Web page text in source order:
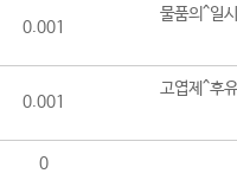
0.001
물품의^일
0.001
고엽제^후
0